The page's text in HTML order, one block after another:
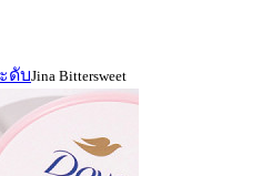
ดับJina Bittersweet